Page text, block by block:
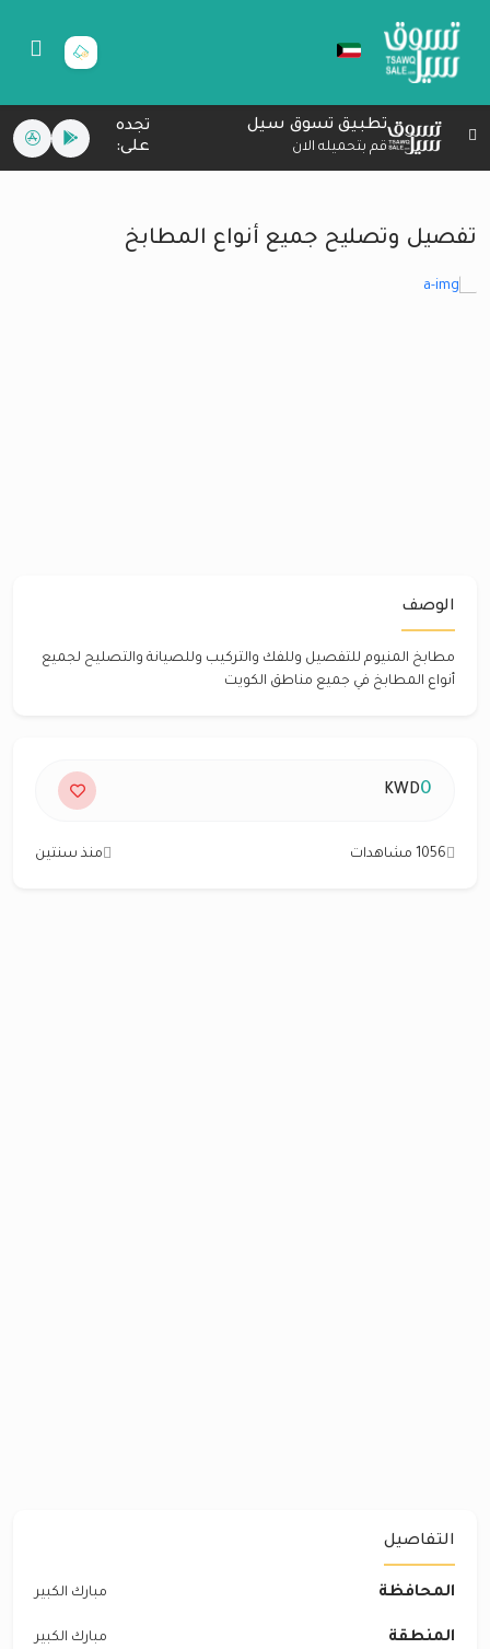
تطبيق تسوق سيل
قم بتحميله الان
تجده
على:
تفصيل وتصليح جميع أنواع المطابخ
الوصف
مطابخ المنيوم للتفصيل وللفك والتركيب وللصيانة والتصليح لجميع
أنواع المطابخ في جميع مناطق الكويت
0
KWD
1056 مشاهدات منذ سنتين
التفاصيل
المحافظة مبارك الكبير
المنطقة مبارك الكبير